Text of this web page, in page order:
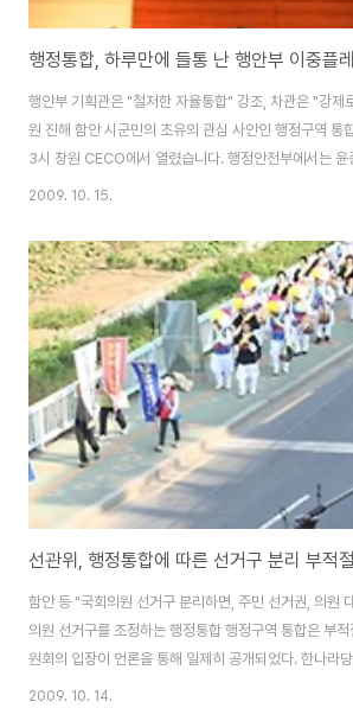
행정통합, 하루만에 들통 난 행안부 이중플레
행안부 기획관은 "철저한 자율통합" 강조, 차관은 "강제
원 진해 함안 시군민의 초유의 관심 사안인 행정구역 통
3시 창원 CECO에서 열렸습니다. 행정안전부에서는 윤
이 직접 참석하여 이번 행정구역 통합의 취지와 계획과
듣고 궁금증을 해소하는 자리였습니다. 이날, 행정구역
안부 윤종인 자치제도기획관은 이번 통합이 철저한 '자
듭 거듭 강조하였습니다. 모두 발언에서도 수 차례 강조
말까지 시한을 정해 놓고 밀어붙이는 사실상의 강제 통합
을 때도 행안부는 절대로 강제로 통합..
2009. 10. 15.
선관위, 행정통합에 따른 선거구 분리 부적
함안 등 "국회의원 선거구 분리하면, 주민 선거권, 의원
의원 선거구를 조정하는 행정통합 행정구역 통합은 부적
원회의 입장이 언론을 통해 일제히 공개되었다. 한나라
한 선관위가 국정감사 자료「창원+마산+진해와 함안군의
2009. 10. 14.